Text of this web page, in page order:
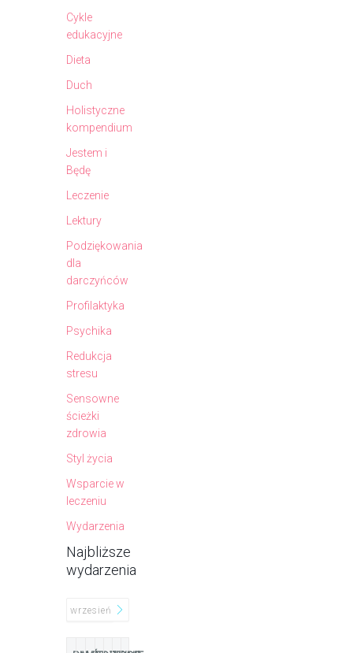
Cykle
edukacyjne
Dieta
Duch
Holistyczne
kompendium
Jestem i
Będę
Leczenie
Lektury
Podziękowania
dla
darczyńców
Profilaktyka
Psychika
Redukcja
stresu
Sensowne
ścieżki
zdrowia
Styl życia
Wsparcie w
leczeniu
Wydarzenia
Najbliższe
wydarzenia
lipiec
SIERPIEŃ
2026
wrzesień